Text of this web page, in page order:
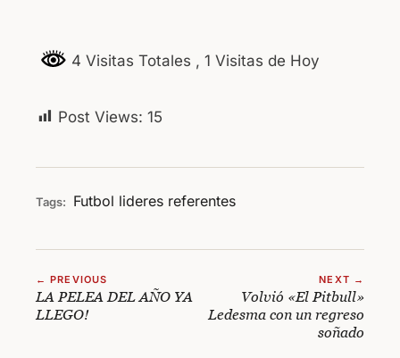
4 Visitas Totales , 1 Visitas de Hoy
Post Views: 15
Tags: Futbol lideres referentes
← PREVIOUS
LA PELEA DEL AÑO YA
LLEGO!
NEXT →
Volvió «El Pitbull»
Ledesma con un regreso
soñado